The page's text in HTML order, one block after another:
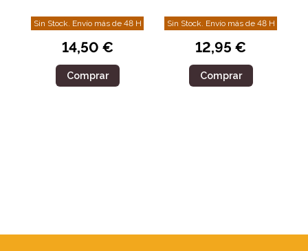
Sin Stock. Envío más de 48 H
14,50 €
Comprar
Sin Stock. Envío más de 48 H
12,95 €
Comprar